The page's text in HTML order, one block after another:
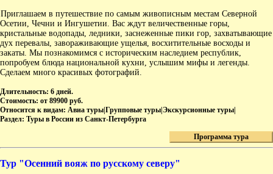
Приглашаем в путешествие по самым живописным местам Северной
Осетии, Чечни и Ингушетии. Вас ждут величественные горы,
кристальные водопады, ледники, заснеженные пики гор, захватывающие
дух перевалы, завораживающие ущелья, восхитительные восходы и
закаты. Мы познакомимся с историческим наследием республик,
попробуем блюда национальной кухни, услышим мифы и легенды.
Сделаем много красивых фотографий.
Длительность: 6 дней.
Стоимость: от 89900 руб.
Относится к видам: Авиа туры|Групповые туры|Экскурсионные туры|
Раздел: Туры в России из Санкт-Петербурга
Программа тура
Тур "Осенний вояж по русскому северу"